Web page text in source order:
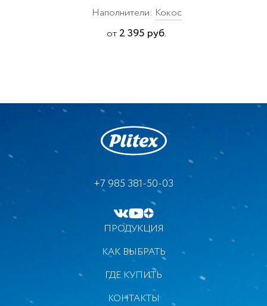
Наполнители: Кокос
от 2 395 руб.
+7 985 381-50-03
ПРОДУКЦИЯ
КАК ВЫБРАТЬ
ГДЕ КУПИТЬ
КОНТАКТЫ